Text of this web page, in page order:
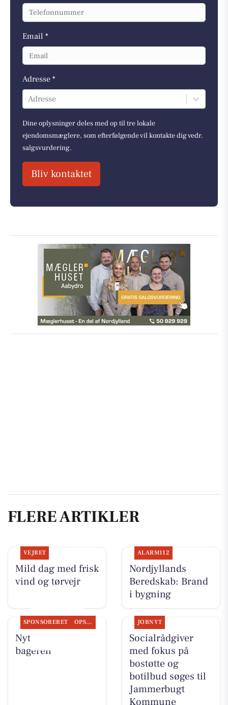
Email *
Adresse *
Adresse
Dine oplysninger deles med op til tre lokale
ejendomsmæglere, som efterfølgende vil kontakte dig vedr.
salgsvurdering.
Bliv kontaktet
FLERE ARTIKLER
VEJRET
Mild dag med frisk
vind og tørvejr
ALARM112
Nordjyllands
Beredskab: Brand
i bygning
SPONSORERET OPSLAGSTAVLEN
Nyt fra Aaby-
bageren
JOBNYT
Socialrådgiver
med fokus på
bostøtte og
botilbud søges til
Jammerbugt
Kommune